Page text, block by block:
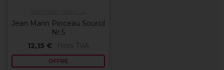
Jean Marin Pinceau Sourcil
Nr.5
12,15 €
Hors TVA
OFFRE